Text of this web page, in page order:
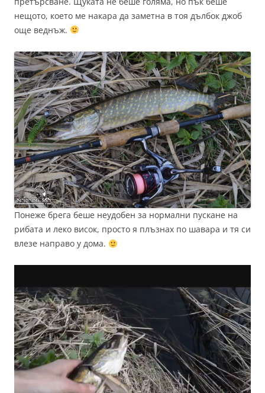
нещото, което ме накара да заметна в тоя дълбок джоб
още веднъж.
Понеже брега беше неудобен за нормални пускане на
рибата и леко висок, просто я плъзнах по шавара и тя си
влезе направо у дома.